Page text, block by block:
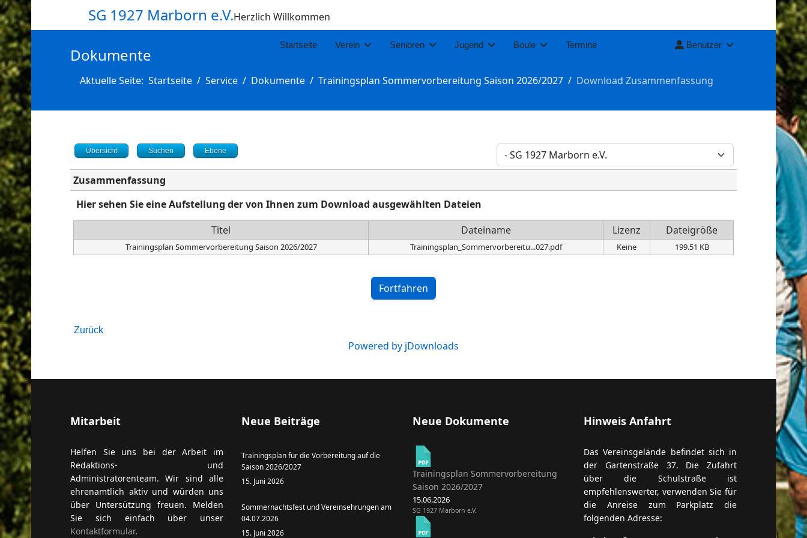
SG 1927 Marborn e.V.Herzlich Willkommen
Startseite Verein Senioren Jugend Boule Termine Benutzer
Dokumente
Aktuelle Seite: Startseite Service Dokumente Trainingsplan Sommervorbereitung Saison 2026/2027 Download Zusammenfassung
Übersicht Suchen Ebene
Zusammenfassung
Hier sehen Sie eine Aufstellung der von Ihnen zum Download ausgewählten Dateien
Titel
Dateiname Lizenz Dateigröße
Trainingsplan Sommervorbereitung Saison 2026/2027 Trainingsplan_Sommervorbereitu...027.pdf Keine 199.51 KB
Fortfahren
Zurück
Powered by jDownloads
Mitarbeit
Helfen Sie uns bei der Arbeit im
Redaktions- und
Administratorenteam. Wir sind alle
ehrenamtlich aktiv und würden uns
über Untersützung freuen. Melden
Sie sich einfach über unser
Kontaktformular.
Neue Beiträge
Trainingsplan für die Vorbereitung auf die
Saison 2026/2027
15. Juni 2026
Sommernachtsfest und Vereinsehrungen am
04.07.2026
15. Juni 2026
Neue Dokumente
Trainingsplan Sommervorbereitung
Saison 2026/2027
15.06.2026
SG 1927 Marborn e.V.
Hinweis Anfahrt
Das Vereinsgelände befindet sich in
der Gartenstraße 37. Die Zufahrt
über die Schulstraße ist
empfehlenswerter, verwenden Sie für
die Anreise zum Parkplatz die
folgenden Adresse:
anzeigen